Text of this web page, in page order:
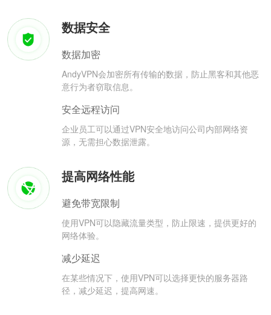
数据安全
数据加密
AndyVPN会加密所有传输的数据，防止黑客和其他恶
意行为者窃取信息。
安全远程访问
企业员工可以通过VPN安全地访问公司内部网络资
源，无需担心数据泄露。
提高网络性能
避免带宽限制
使用VPN可以隐藏流量类型，防止限速，提供更好的
网络体验。
减少延迟
在某些情况下，使用VPN可以选择更快的服务器路
径，减少延迟，提高网速。